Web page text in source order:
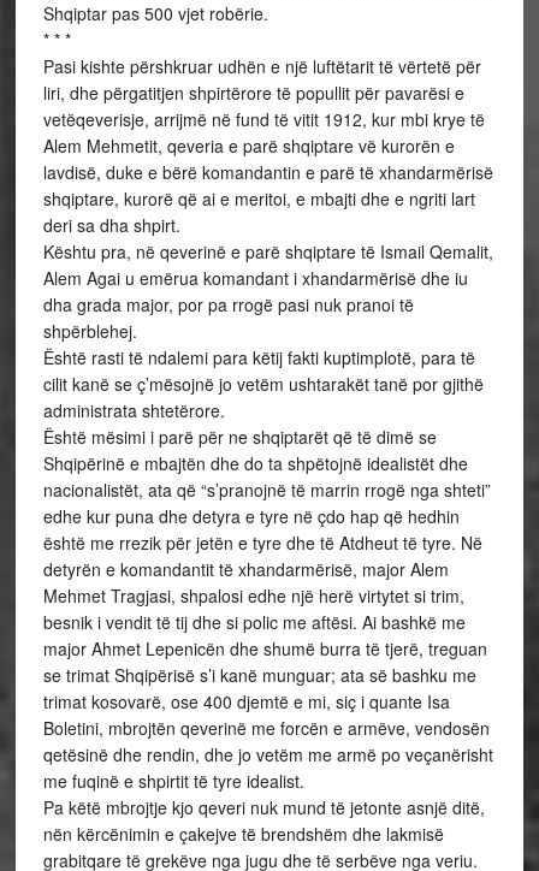
Shqiptar pas 500 vjet robërie.
* * *
Pasi kishte përshkruar udhën e një luftëtarit të vërtetë për
liri, dhe përgatitjen shpirtërore të popullit për pavarësi e
vetëqeverisje, arrijmë në fund të vitit 1912, kur mbi krye të
Alem Mehmetit, qeveria e parë shqiptare vë kurorën e
lavdisë, duke e bërë komandantin e parë të xhandarmërisë
shqiptare, kurorë që ai e meritoi, e mbajti dhe e ngriti lart
deri sa dha shpirt.
Kështu pra, në qeverinë e parë shqiptare të Ismail Qemalit,
Alem Agai u emërua komandant i xhandarmërisë dhe iu
dha grada major, por pa rrogë pasi nuk pranoi të
shpërblehej.
Është rasti të ndalemi para këtij fakti kuptimplotë, para të
cilit kanë se ç’mësojnë jo vetëm ushtarakët tanë por gjithë
administrata shtetërore.
Është mësimi i parë për ne shqiptarët që të dimë se
Shqipërinë e mbajtën dhe do ta shpëtojnë idealistët dhe
nacionalistët, ata që “s’pranojnë të marrin rrogë nga shteti”
edhe kur puna dhe detyra e tyre në çdo hap që hedhin
është me rrezik për jetën e tyre dhe të Atdheut të tyre. Në
detyrën e komandantit të xhandarmërisë, major Alem
Mehmet Tragjasi, shpalosi edhe një herë virtytet si trim,
besnik i vendit të tij dhe si polic me aftësi. Ai bashkë me
major Ahmet Lepenicën dhe shumë burra të tjerë, treguan
se trimat Shqipërisë s’i kanë munguar; ata së bashku me
trimat kosovarë, ose 400 djemtë e mi, siç i quante Isa
Boletini, mbrojtën qeverinë me forcën e armëve, vendosën
qetësinë dhe rendin, dhe jo vetëm me armë po veçanërisht
me fuqinë e shpirtit të tyre idealist.
Pa këtë mbrojtje kjo qeveri nuk mund të jetonte asnjë ditë,
nën kërcënimin e çakejve të brendshëm dhe lakmisë
grabitqare të grekëve nga jugu dhe të serbëve nga veriu.